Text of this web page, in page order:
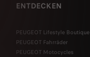
ENTDECKEN
PEUGEOT Lifestyle Boutique
PEUGEOT Fahrräder
PEUGEOT Motocycles